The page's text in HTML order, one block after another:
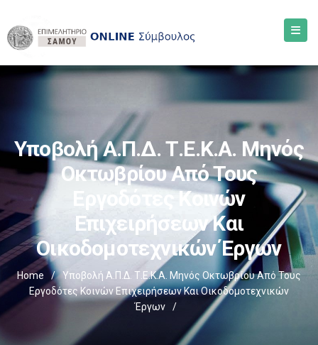
Υποβολή Α.Π.Δ. Τ.Ε.Κ.Α. Μηνός
Οκτωβρίου Από Τους
Εργοδότες Κοινών
Επιχειρήσεων Και
Οικοδομοτεχνικών Έργων
Home /
Υποβολή Α.Π.Δ. Τ.Ε.Κ.Α. Μηνός Οκτωβρίου Από Τους
Εργοδότες Κοινών Επιχειρήσεων Και Οικοδομοτεχνικών
Έργων
/